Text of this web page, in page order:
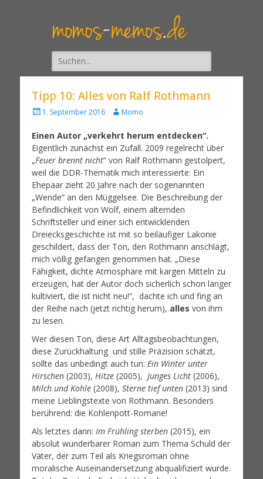
Suche
nach:
Tipp 10: Alles von Ralf Rothmann
1. September 2016
A
t
o
r
Momo
Einen Autor „verkehrt herum entdecken“.
Eigentlich zunächst ein Zufall. 2009 regelrecht über
„Feuer brennt nicht“ von Ralf Rothmann gestolpert,
weil die DDR-Thematik mich interessierte: Ein
Ehepaar zieht 20 Jahre nach der sogenannten
„Wende“ an den Müggelsee. Die Beschreibung der
Befindlichkeit von Wolf, einem alternden
Schriftsteller und einer sich entwicklenden
Dreiecksgeschichte ist mit so beiläufiger Lakonie
geschildert, dass der Ton, den Rothmann anschlägt,
mich völlig gefangen genommen hat. „Diese
Fähigkeit, dichte Atmosphäre mit kargen Mitteln zu
erzeugen, hat der Autor doch sicherlich schon länger
kultiviert, die ist nicht neu!“, dachte ich und fing an
der Reihe nach (jetzt richtig herum), alles von ihm
zu lesen.
Wer diesen Ton, diese Art Alltagsbeobachtungen,
diese Zurückhaltung und stille Präzision schätzt,
sollte das unbedingt auch tun: Ein Winter unter
Hirschen (2003), Hitze (2005), Junges Licht (2006),
Milch und Kohle (2008), Sterne tief unten (2013) sind
meine Lieblingstexte von Rothmann. Besonders
berührend: die Kohlenpott-Romane!
Als letztes dann: Im Frühling sterben (2015), ein
absolut wunderbarer Roman zum Thema Schuld der
Väter, der zum Teil als Kriegsroman ohne
moralische Auseinandersetzung abqualifiziert wurde.